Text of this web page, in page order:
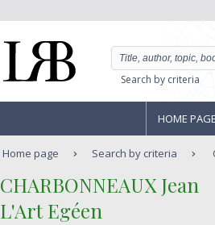
Search by criteria
HOME PAGE
Home page Search by criteria
‎CHARBONNEAUX Jean‎
‎L'Art Egéen‎